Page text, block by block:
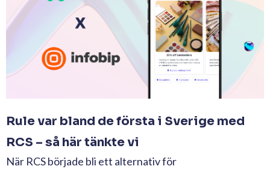
Rule var bland de första i Sverige med
RCS – så här tänkte vi
När RCS började bli ett alternativ för